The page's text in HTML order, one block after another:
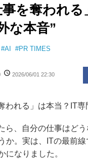
事を奪われ
な本音”
#AI #PR TIMES
2026/06/01 22:30
われる」は本当？IT
ら、自分の仕事はど
か。実は、ITの最前
になりました。